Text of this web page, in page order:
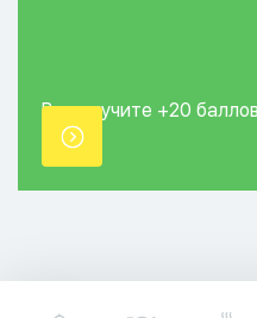
Вы получите +20
точки.